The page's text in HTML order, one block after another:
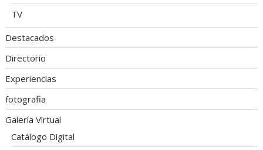
TV
Destacados
Directorio
Experiencias
fotografia
Galería Virtual
Catálogo Digital